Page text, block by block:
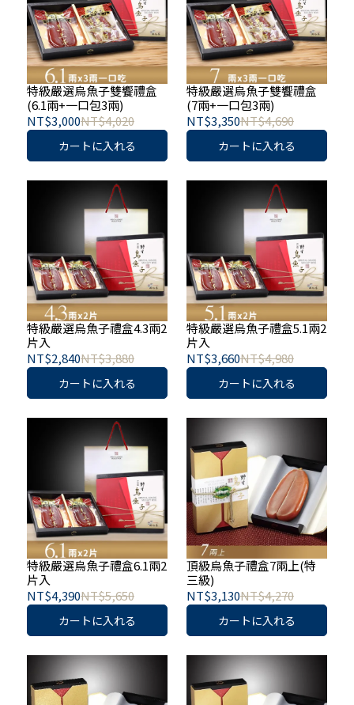
特級嚴選烏魚子雙饗禮盒
(6.1兩+一口包3兩)
NT$3,000NT$4,020
カートに入れる
特級嚴選烏魚子雙饗禮盒
(7兩+一口包3兩)
NT$3,350NT$4,690
カートに入れる
特級嚴選烏魚子禮盒4.3兩2
片入
NT$2,840NT$3,880
カートに入れる
特級嚴選烏魚子禮盒5.1兩2
片入
NT$3,660NT$4,980
カートに入れる
特級嚴選烏魚子禮盒6.1兩2
片入
NT$4,390NT$5,650
カートに入れる
頂級烏魚子禮盒7兩上(特
三級)
NT$3,130NT$4,270
カートに入れる